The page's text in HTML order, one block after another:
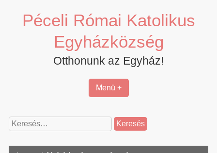
contentPéceli Római Katolikus
Egyházközség
Otthonunk az Egyház!
Menü +
Keresés: